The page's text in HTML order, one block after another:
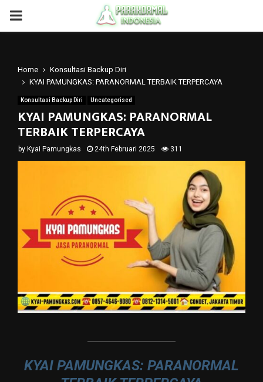
PRIMARY
Home
Konsultasi Backup Diri
KYAI PAMUNGKAS: PARANORMAL TERBAIK TERPERCAYA
Konsultasi Backup Diri Uncategorised
KYAI PAMUNGKAS: PARANORMAL
TERBAIK TERPERCAYA
by Kyai Pamungkas 24th Februari 2025 311
KYAI PAMUNGKAS: PARANORMAL